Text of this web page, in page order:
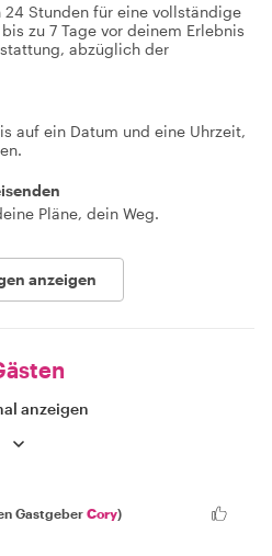
24 Stunden für eine vollständige
zu 7 Tage vor deinem Erlebnis
abzüglich der
auf ein Datum und eine Uhrzeit,
Pläne, dein Weg.
anzeigen
anzeigen
Gastgeber Cory)